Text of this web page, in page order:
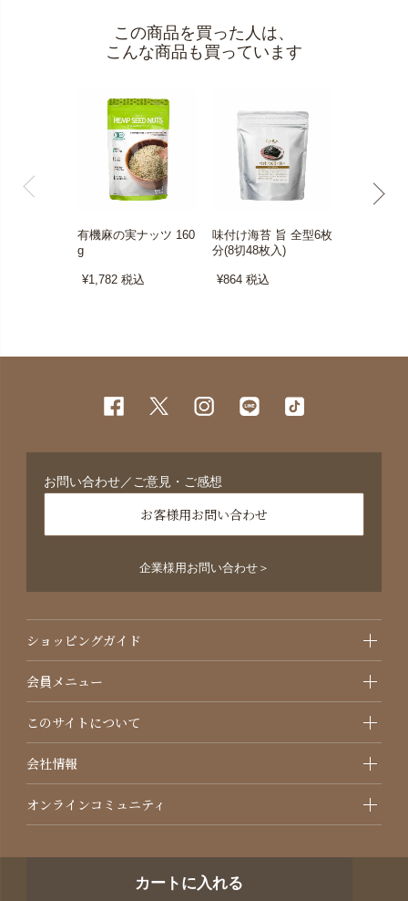
カートに入れる
この商品を買った人は、
こんな商品も買っています
有機麻の実ナッツ 160
g
¥1,782税込
味付け海苔 旨 全型6枚
分(8切48枚入)
¥864税込
お問い合わせ／ご意見・ご感想
お客様用お問い合わせ
企業様用お問い合わせ＞
ショッピングガイド
会員メニュー
このサイトについて
会社情報
オンラインコミュニティ
©2021 国産オーガニック化粧品・サプリメントのAMRITARA